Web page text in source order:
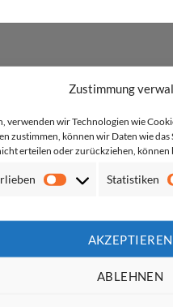
Zustimmung
verwenden wir Technologien wie
zustimmen, können wir Daten wie
erteilen oder zurückziehen,
Vorlieben
Statistiken
AKZEPTIEREN
ABLEHNEN
Kennzeichnungswesten
bei uns finden Sie
von einfachem